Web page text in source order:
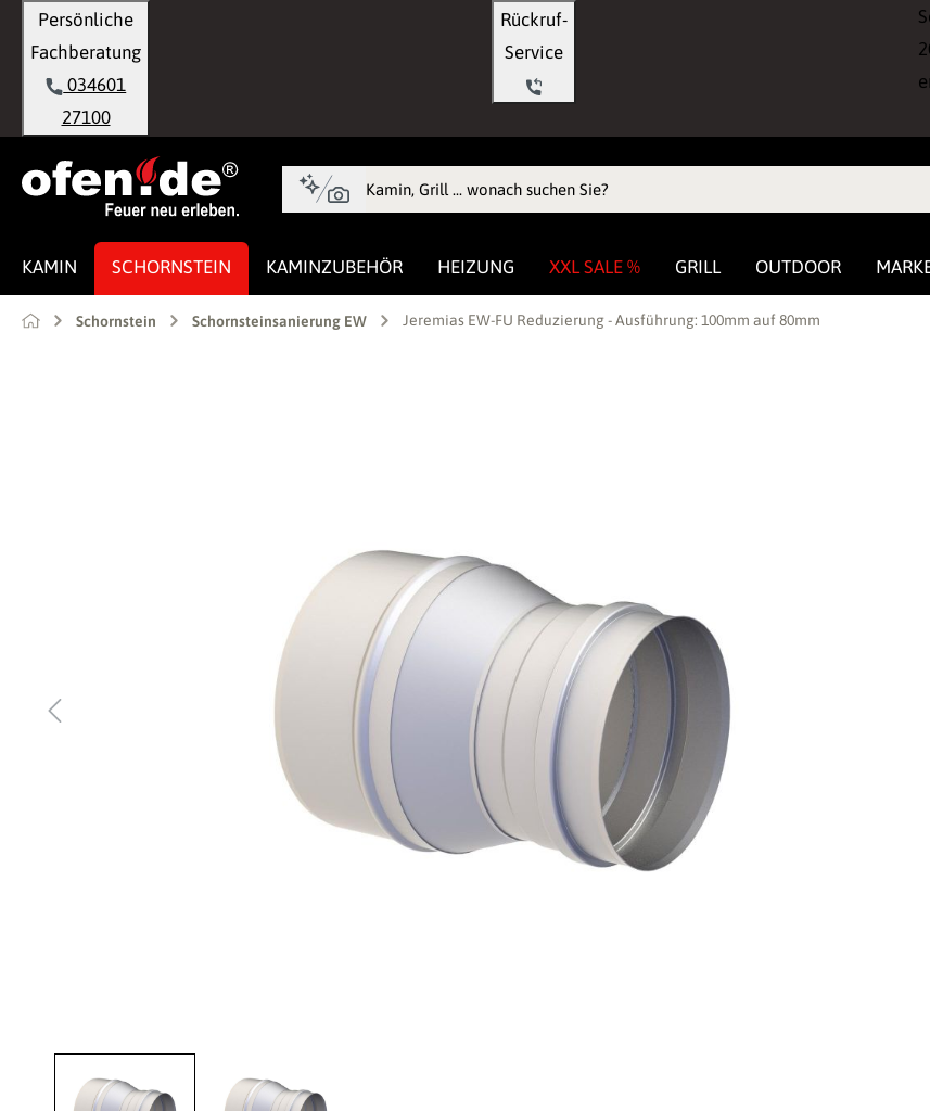
Zur Hauptnavigation springen
Persönliche
Fachberatung
034601
27100
Rückruf-
KAMIN SCHORNSTEIN KAMINZUBEHÖR HEIZUNG XXL SALE % GRILL OUTDOOR
Schornstein Schornsteinsanierung EW Jeremias EW-FU Reduzierung - Ausführung: 100mm auf 80mm